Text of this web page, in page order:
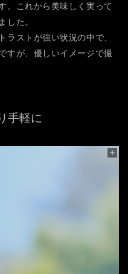
。これから美味しく実って
した。
ラストが強い状況の中で、
すが、優しいイメージで撮
手軽に